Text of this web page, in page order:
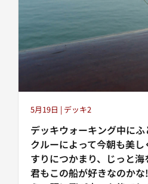
5月19日 | デッキ2
デッキウォーキング中にふ
クルーによって今朝も美
すりにつかまり、じっと海
君もこの船が好きなのか